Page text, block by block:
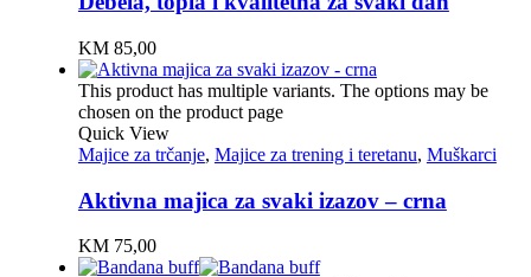
KM85,00
This product has multiple variants. The options may be
chosen on the product page
Quick View
Majice za trčanje, Majice za trening i teretanu, Muškarci
Aktivna majica za svaki izazov – crna
KM75,00